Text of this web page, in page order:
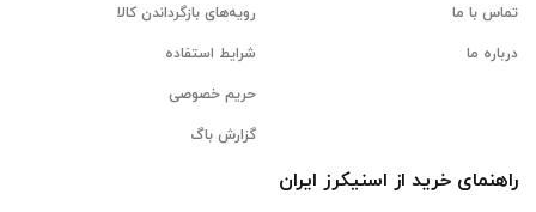
تماس با ما
درباره ما
رویه‌های بازگرداندن کالا
شرایط استفاده
حریم خصوصی
گزارش باگ
راهنمای خرید از اسنیکرز ایران